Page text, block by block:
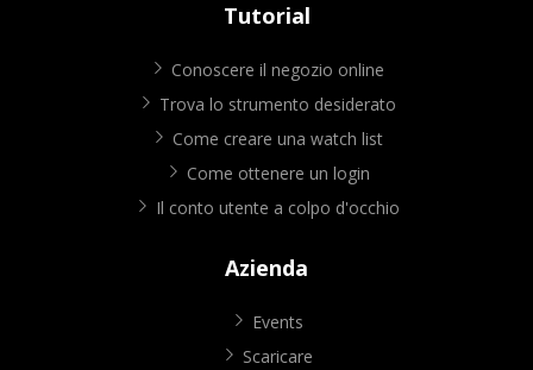
Tutorial
Conoscere il negozio online
Trova lo strumento desiderato
Come creare una watch list
Come ottenere un login
Il conto utente a colpo d'occhio
Azienda
Events
Scaricare